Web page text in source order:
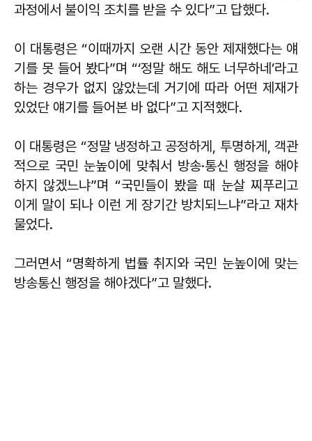
과정에서 불이익 조치를 받을 수 있다”고 답했다.
이 대통령은 “이때까지 오랜 시간 동안 제재했다는 얘
기를 못 들어 봤다”며 “‘정말 해도 해도 너무하네’라고
하는 경우가 없지 않았는데 거기에 따라 어떤 제재가
있었단 얘기를 들어본 바 없다”고 지적했다.
이 대통령은 “정말 냉정하고 공정하게, 투명하게, 객관
적으로 국민 눈높이에 맞춰서 방송·통신 행정을 해야
하지 않겠느냐”며 “국민들이 봤을 때 눈살 찌푸리고
이게 말이 되나 이런 게 장기간 방치되느냐”라고 재차
물었다.
그러면서 “명확하게 법률 취지와 국민 눈높이에 맞는
방송통신 행정을 해야겠다”고 말했다.